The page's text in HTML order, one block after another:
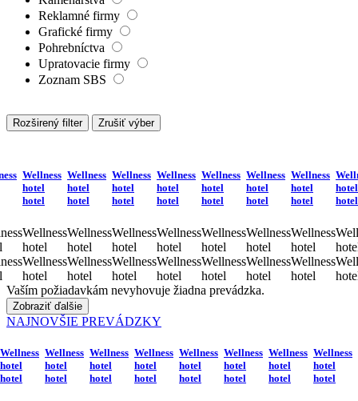
Reklamné firmy
Grafické firmy
Pohrebníctva
Upratovacie firmy
Zoznam SBS
Rozširený filter Zrušiť výber
Wellness
hotel
hotel
Wellness
hotel
Wellness
hotel
Wellness
hotel
hotel
Wellness
hotel
Wellness
hotel
Wellness
hotel
hotel
Wellness
hotel
Wellness
hotel
Wellness
hotel
hotel
Wellness
hotel
Wellness
hotel
Wellness
hotel
hotel
Wellness
hotel
Wellness
hotel
Wellness
hotel
hotel
Wellness
hotel
Wellness
hotel
Wellness
hotel
hotel
Wellness
hotel
Wellness
hotel
hotel
hotel
Vaším požiadavkám nevyhovuje žiadna prevádzka.
Zobraziť ďalšie
NAJNOVŠIE PREVÁDZKY
Wellness
hotel
hotel
Wellness
hotel
hotel
Wellness
hotel
hotel
Wellness
hotel
hotel
Wellness
hotel
hotel
Wellness
hotel
hotel
Wellness
hotel
hotel
Wellness
hotel
hotel